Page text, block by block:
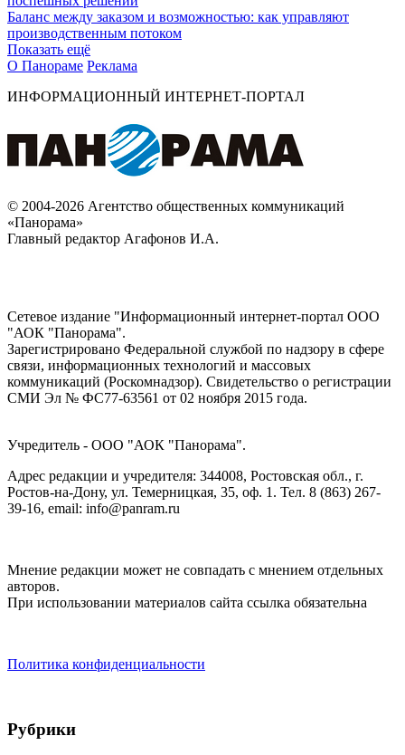
Баланс между заказом и возможностью: как управляют
производственным потоком
Показать ещё
О Панораме Реклама
ИНФОРМАЦИОННЫЙ ИНТЕРНЕТ-ПОРТАЛ
© 2004-2026 Агентство общественных коммуникаций
«Панорама»
Главный редактор Агафонов И.А.
Сетевое издание "Информационный интернет-портал ООО
"АОК "Панорама".
Зарегистрировано Федеральной службой по надзору в сфере
связи, информационных технологий и массовых
коммуникаций (Роскомнадзор). Cвидетельство о регистрации
СМИ Эл № ФС77-63561 от 02 ноября 2015 года.
Учредитель - ООО "АОК "Панорама".
Адрес редакции и учредителя: 344008, Ростовская обл., г.
Ростов-на-Дону, ул. Темерницкая, 35, оф. 1. Тел. 8 (863) 267-
39-16, email: info@panram.ru
Мнение редакции может не совпадать с мнением отдельных
авторов.
При использовании материалов сайта ссылка обязательна
Политика конфиденциальности
Рубрики